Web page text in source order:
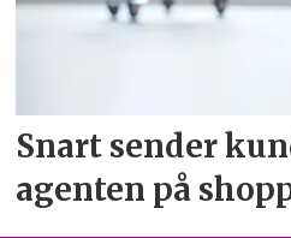
Snart sender
agenten på